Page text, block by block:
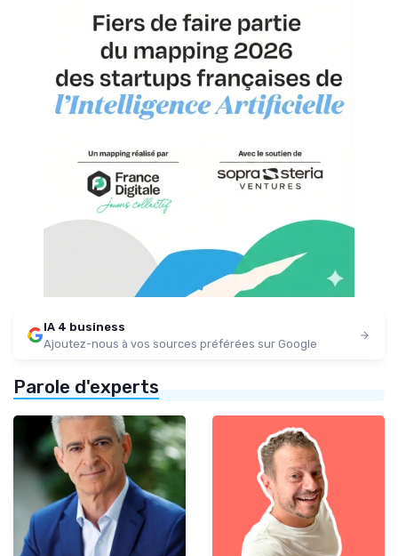
IA 4 business
Ajoutez-nous à vos sources préférées sur Google
Parole d'experts